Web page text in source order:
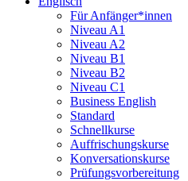
Für Anfänger*innen
Niveau A1
Niveau A2
Niveau B1
Niveau B2
Niveau C1
Business English
Standard
Schnellkurse
Auffrischungskurse
Konversationskurse
Prüfungsvorbereitung